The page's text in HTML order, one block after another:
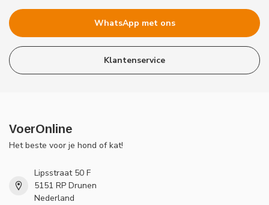
WhatsApp met ons
Klantenservice
VoerOnline
Het beste voor je hond of kat!
Lipsstraat 50 F
5151 RP Drunen
Nederland